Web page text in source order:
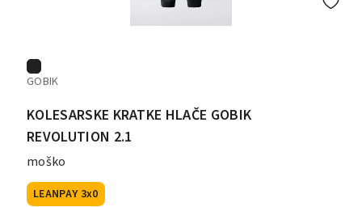
GOBIK
KOLESARSKE KRATKE HLAČE GOBIK
REVOLUTION 2.1
moško
LEANPAY 3x0